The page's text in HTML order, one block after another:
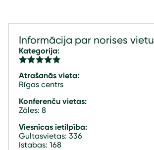
Informācija par norises vietu
Kategorija:
Atrašanās vieta:
Rīgas centrs
Konferenču vietas:
Zāles: 8
Viesnīcas ietilpība:
Gultasvietas: 336
Istabas: 168